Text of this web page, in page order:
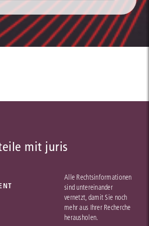
mit juris
Alle Rechtsinformationen
sind untereinander
vernetzt, damit Sie noch
mehr aus Ihrer Recherche
herausholen.